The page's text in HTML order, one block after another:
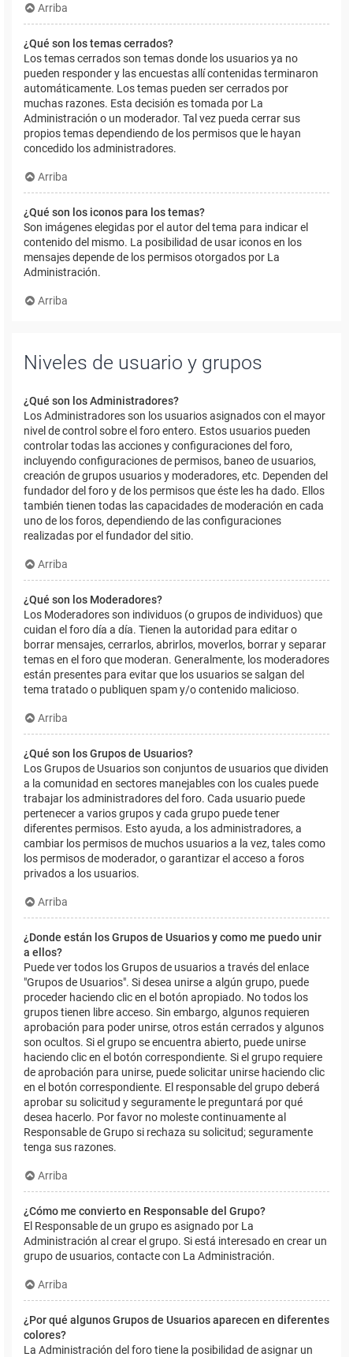
Arriba
¿Qué son los temas cerrados?
Los temas cerrados son temas donde los usuarios ya no
pueden responder y las encuestas allí contenidas terminaron
automáticamente. Los temas pueden ser cerrados por
muchas razones. Esta decisión es tomada por La
Administración o un moderador. Tal vez pueda cerrar sus
propios temas dependiendo de los permisos que le hayan
concedido los administradores.
Arriba
¿Qué son los iconos para los temas?
Son imágenes elegidas por el autor del tema para indicar el
contenido del mismo. La posibilidad de usar iconos en los
mensajes depende de los permisos otorgados por La
Administración.
Arriba
Niveles de usuario y grupos
¿Qué son los Administradores?
Los Administradores son los usuarios asignados con el mayor
nivel de control sobre el foro entero. Estos usuarios pueden
controlar todas las acciones y configuraciones del foro,
incluyendo configuraciones de permisos, baneo de usuarios,
creación de grupos usuarios y moderadores, etc. Dependen del
fundador del foro y de los permisos que éste les ha dado. Ellos
también tienen todas las capacidades de moderación en cada
uno de los foros, dependiendo de las configuraciones
realizadas por el fundador del sitio.
Arriba
¿Qué son los Moderadores?
Los Moderadores son individuos (o grupos de individuos) que
cuidan el foro día a día. Tienen la autoridad para editar o
borrar mensajes, cerrarlos, abrirlos, moverlos, borrar y separar
temas en el foro que moderan. Generalmente, los moderadores
están presentes para evitar que los usuarios se salgan del
tema tratado o publiquen spam y/o contenido malicioso.
Arriba
¿Qué son los Grupos de Usuarios?
Los Grupos de Usuarios son conjuntos de usuarios que dividen
a la comunidad en sectores manejables con los cuales puede
trabajar los administradores del foro. Cada usuario puede
pertenecer a varios grupos y cada grupo puede tener
diferentes permisos. Esto ayuda, a los administradores, a
cambiar los permisos de muchos usuarios a la vez, tales como
los permisos de moderador, o garantizar el acceso a foros
privados a los usuarios.
Arriba
¿Donde están los Grupos de Usuarios y como me puedo unir
a ellos?
Puede ver todos los Grupos de usuarios a través del enlace
"Grupos de Usuarios". Si desea unirse a algún grupo, puede
proceder haciendo clic en el botón apropiado. No todos los
grupos tienen libre acceso. Sin embargo, algunos requieren
aprobación para poder unirse, otros están cerrados y algunos
son ocultos. Si el grupo se encuentra abierto, puede unirse
haciendo clic en el botón correspondiente. Si el grupo requiere
de aprobación para unirse, puede solicitar unirse haciendo clic
en el botón correspondiente. El responsable del grupo deberá
aprobar su solicitud y seguramente le preguntará por qué
desea hacerlo. Por favor no moleste continuamente al
Responsable de Grupo si rechaza su solicitud; seguramente
tenga sus razones.
Arriba
¿Cómo me convierto en Responsable del Grupo?
El Responsable de un grupo es asignado por La
Administración al crear el grupo. Si está interesado en crear un
grupo de usuarios, contacte con La Administración.
Arriba
¿Por qué algunos Grupos de Usuarios aparecen en diferentes
colores?
La Administración del foro tiene la posibilidad de asignar un